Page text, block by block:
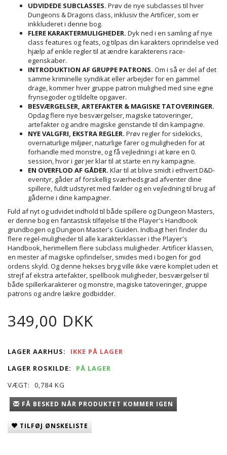
UDVIDEDE SUBCLASSES. Prøv de nye subclasses til hver
Dungeons & Dragons class, inklusiv the Artificer, som er
inkkluderet i denne bog.
FLERE KARAKTERMULIGHEDER. Dyk ned i en samling af nye
class features og feats, og tilpas din karakters oprindelse ved
hjælp af enkle regler til at ændre karakterens race-
egenskaber.
INTRODUKTION AF GRUPPE PATRONS. Om i så er del af det
samme kriminelle syndikat eller arbejder for en gammel
drage, kommer hver gruppe patron mulighed med sine egne
frynsegoder og tildelte opgaver.
BESVÆRGELSER, ARTEFAKTER & MAGISKE TATOVERINGER.
Opdag flere nye besværgelser, magiske tatoveringer,
artefakter og andre magiske genstande til din kampagne.
NYE VALGFRI, EKSTRA REGLER. Prøv regler for sidekicks,
overnaturlige miljøer, naturlige farer og muligheden for at
forhandle med monstre, og få vejledning i at køre en 0.
session, hvor i gør jer klar til at starte en ny kampagne.
EN OVERFLOD AF GÅDER. Klar til at blive smidt i ethvert D&D-
eventyr, gåder af forskellig sværhedsgrad afventer dine
spillere, fuldt udstyret med fælder og en vejledning til brug af
gåderne i dine kampagner.
Fuld af nyt og udvidet indhold til både spillere og Dungeon Masters,
er denne bog en fantastisk tilføjelse til the Player's Handbook
grundbogen og Dungeon Master's Guiden. Indbagt heri finder du
flere regel-muligheder til alle karakterklasser i the Player's
Handbook, herimellem flere subclass muligheder. Artificer klassen,
en mester af magiske opfindelser, smides med i bogen for god
ordens skyld. Og denne hekses bryg ville ikke være komplet uden et
strejf af ekstra artefakter, spellbook muligheder, besværgelser til
både spillerkarakterer og monstre, magiske tatoveringer, gruppe
patrons og andre lækre godbidder.
349,00 DKK
LAGER AARHUS:
IKKE PÅ LAGER
LAGER ROSKILDE:
PÅ LAGER
VÆGT:
0,784 KG
FÅ BESKED NÅR PRODUKTET KOMMER IGEN
TILFØJ ØNSKELISTE